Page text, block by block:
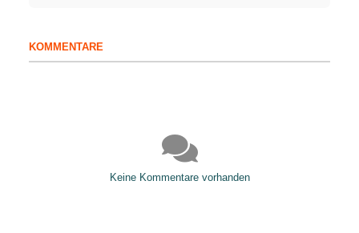
KOMMENTARE
Keine Kommentare vorhanden